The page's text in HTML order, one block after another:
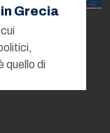
Grecia
quello di